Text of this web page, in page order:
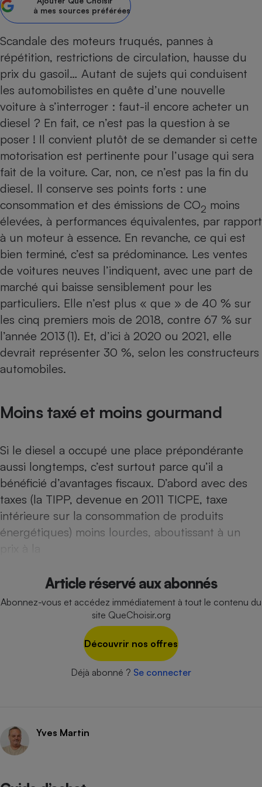
à mes sources préférées
Scandale des moteurs truqués, pannes à
répétition, restrictions de circulation, hausse du
prix du gasoil… Autant de sujets qui conduisent
les automobilistes en quête d’une nouvelle
voiture à s’interroger : faut-il encore acheter un
diesel ? En fait, ce n’est pas la question à se
poser ! Il convient plutôt de se demander si cette
motorisation est pertinente pour l’usage qui sera
fait de la voiture. Car, non, ce n’est pas la fin du
diesel. Il conserve ses points forts : une
consommation et des émissions de CO2 moins
élevées, à performances équivalentes, par rapport
à un moteur à essence. En revanche, ce qui est
bien terminé, c’est sa prédominance. Les ventes
de voitures neuves l’indiquent, avec une part de
marché qui baisse sensiblement pour les
particuliers. Elle n’est plus « que » de 40 % sur
les cinq premiers mois de 2018, contre 67 % sur
l’année 2013 (1). Et, d’ici à 2020 ou 2021, elle
devrait représenter 30 %, selon les constructeurs
automobiles.
Moins taxé et moins gourmand
Si le diesel a occupé une place prépondérante
aussi longtemps, c’est surtout parce qu’il a
bénéficié d’avantages fiscaux. D’abord avec des
taxes (la TIPP, devenue en 2011 TICPE, taxe
intérieure sur la consommation de produits
énergétiques) moins lourdes, aboutissant à un
prix à la
Article réservé aux abonnés
Abonnez-vous et accédez immédiatement à tout le contenu du
site QueChoisir.org
Découvrir nos offres
Déjà abonné ? Se connecter
Yves Martin
alimentaire
bouteille
Assurance emprunteur
Banque
Lave-linge
Plaque de cuisson à
induction
Climatiseur -
Robot ménager
Téléviseur
Téléphone mobile -
Smartphone
Matelas
Radiateur électrique
Climatiseur -
Ventilateur
Mutuelle
Antimoustique